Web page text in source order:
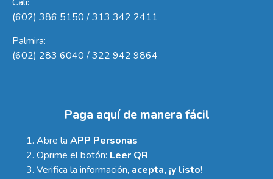
(602) 386 5150 / 313 342 2411
Palmira:
(602) 283 6040 / 322 942 9864
Paga aquí de manera fácil
Abre la APP Personas
Oprime el botón: Leer QR
Verifica la información, acepta, ¡y listo!